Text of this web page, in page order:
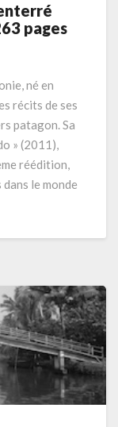
pages
né en
récits de ses
patagon. Sa
» (2011),
réédition,
le monde